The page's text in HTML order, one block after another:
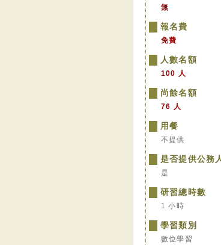
無
報名費
免費
人數名額
100 人
尚餘名額
76 人
用餐
不提供
是否提供公務
是
研習總時數
1 小時
學習類別
數位學習